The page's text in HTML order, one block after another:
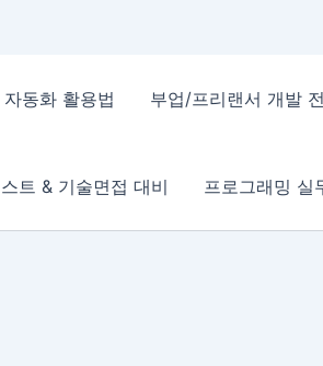
동화 활용법 부업/프리랜서 개발
트 & 기술면접 대비 프로그래밍 실